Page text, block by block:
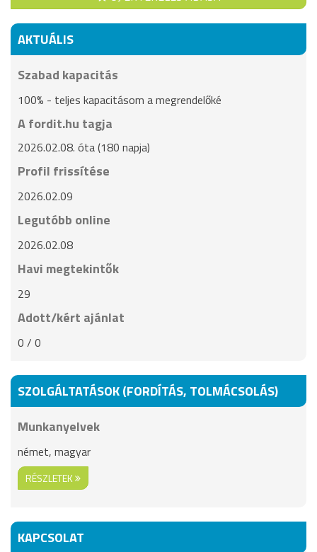
AKTUÁLIS
Szabad kapacitás
100% - teljes kapacitásom a megrendelőké
A fordit.hu tagja
2026.02.08. óta (180 napja)
Profil frissítése
2026.02.09
Legutóbb online
2026.02.08
Havi megtekintők
29
Adott/kért ajánlat
0 / 0
SZOLGÁLTATÁSOK (FORDÍTÁS, TOLMÁCSOLÁS)
Munkanyelvek
német, magyar
RÉSZLETEK
KAPCSOLAT